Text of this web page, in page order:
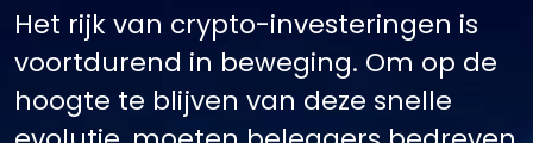
Het rijk van crypto-investeringen is
voortdurend in beweging. Om op de
hoogte te blijven van deze snelle